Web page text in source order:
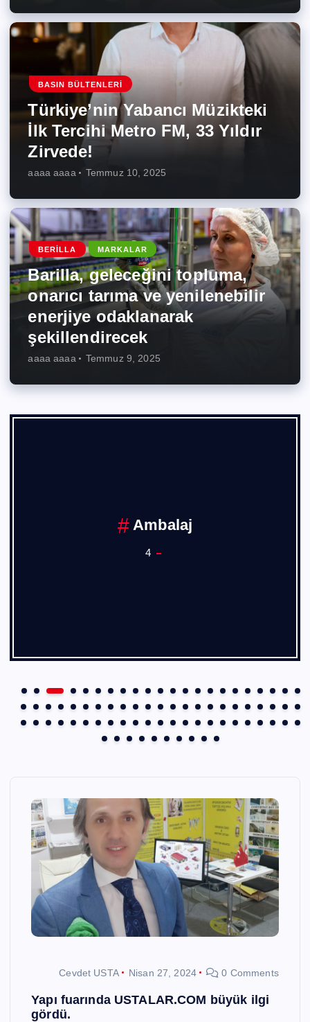
BASIN BÜLTENLERI
Türkiye’nin Yabancı Müzikteki
İlk Tercihi Metro FM, 33 Yıldır
Zirvede!
aaaa aaaa Temmuz 10, 2025
BERILLA MARKALAR
Barilla, geleceğini topluma,
onarıcı tarıma ve yenilenebilir
enerjiye odaklanarak
şekillendirecek
aaaa aaaa Temmuz 9, 2025
Ambalaj
4
Cevdet USTA Nisan 27, 2024 0 Comments
Yapı fuarında USTALAR.COM büyük ilgi
gördü.